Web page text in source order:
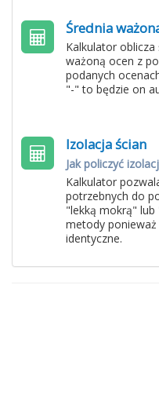
Średnia
Kalkulator oblicza
ważoną ocen z
podanych
"-" to będzie on
Izolacja ścian
Jak policzyć
Kalkulator
potrzebnych do
"lekką mokrą"
metody
identyczne.